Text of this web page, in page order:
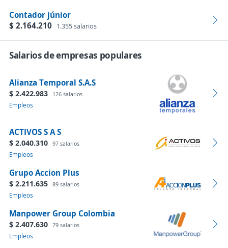
Contador júnior
$ 2.164.210 1.355 salarios
Salarios de empresas populares
Alianza Temporal S.A.S
$ 2.422.983 126 salarios
Empleos
ACTIVOS S A S
$ 2.040.310 97 salarios
Empleos
Grupo Accion Plus
$ 2.211.635 89 salarios
Empleos
Manpower Group Colombia
$ 2.407.630 79 salarios
Empleos